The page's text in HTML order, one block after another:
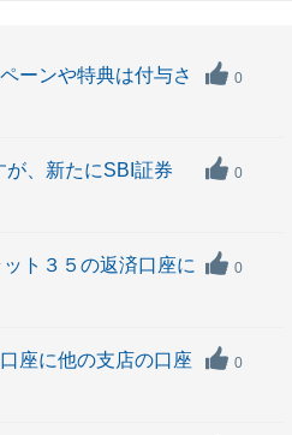
ーンや特典は付与さ 0
、新たにSBI証券 0
ト３５の返済口座に 0
座に他の支店の口座 0